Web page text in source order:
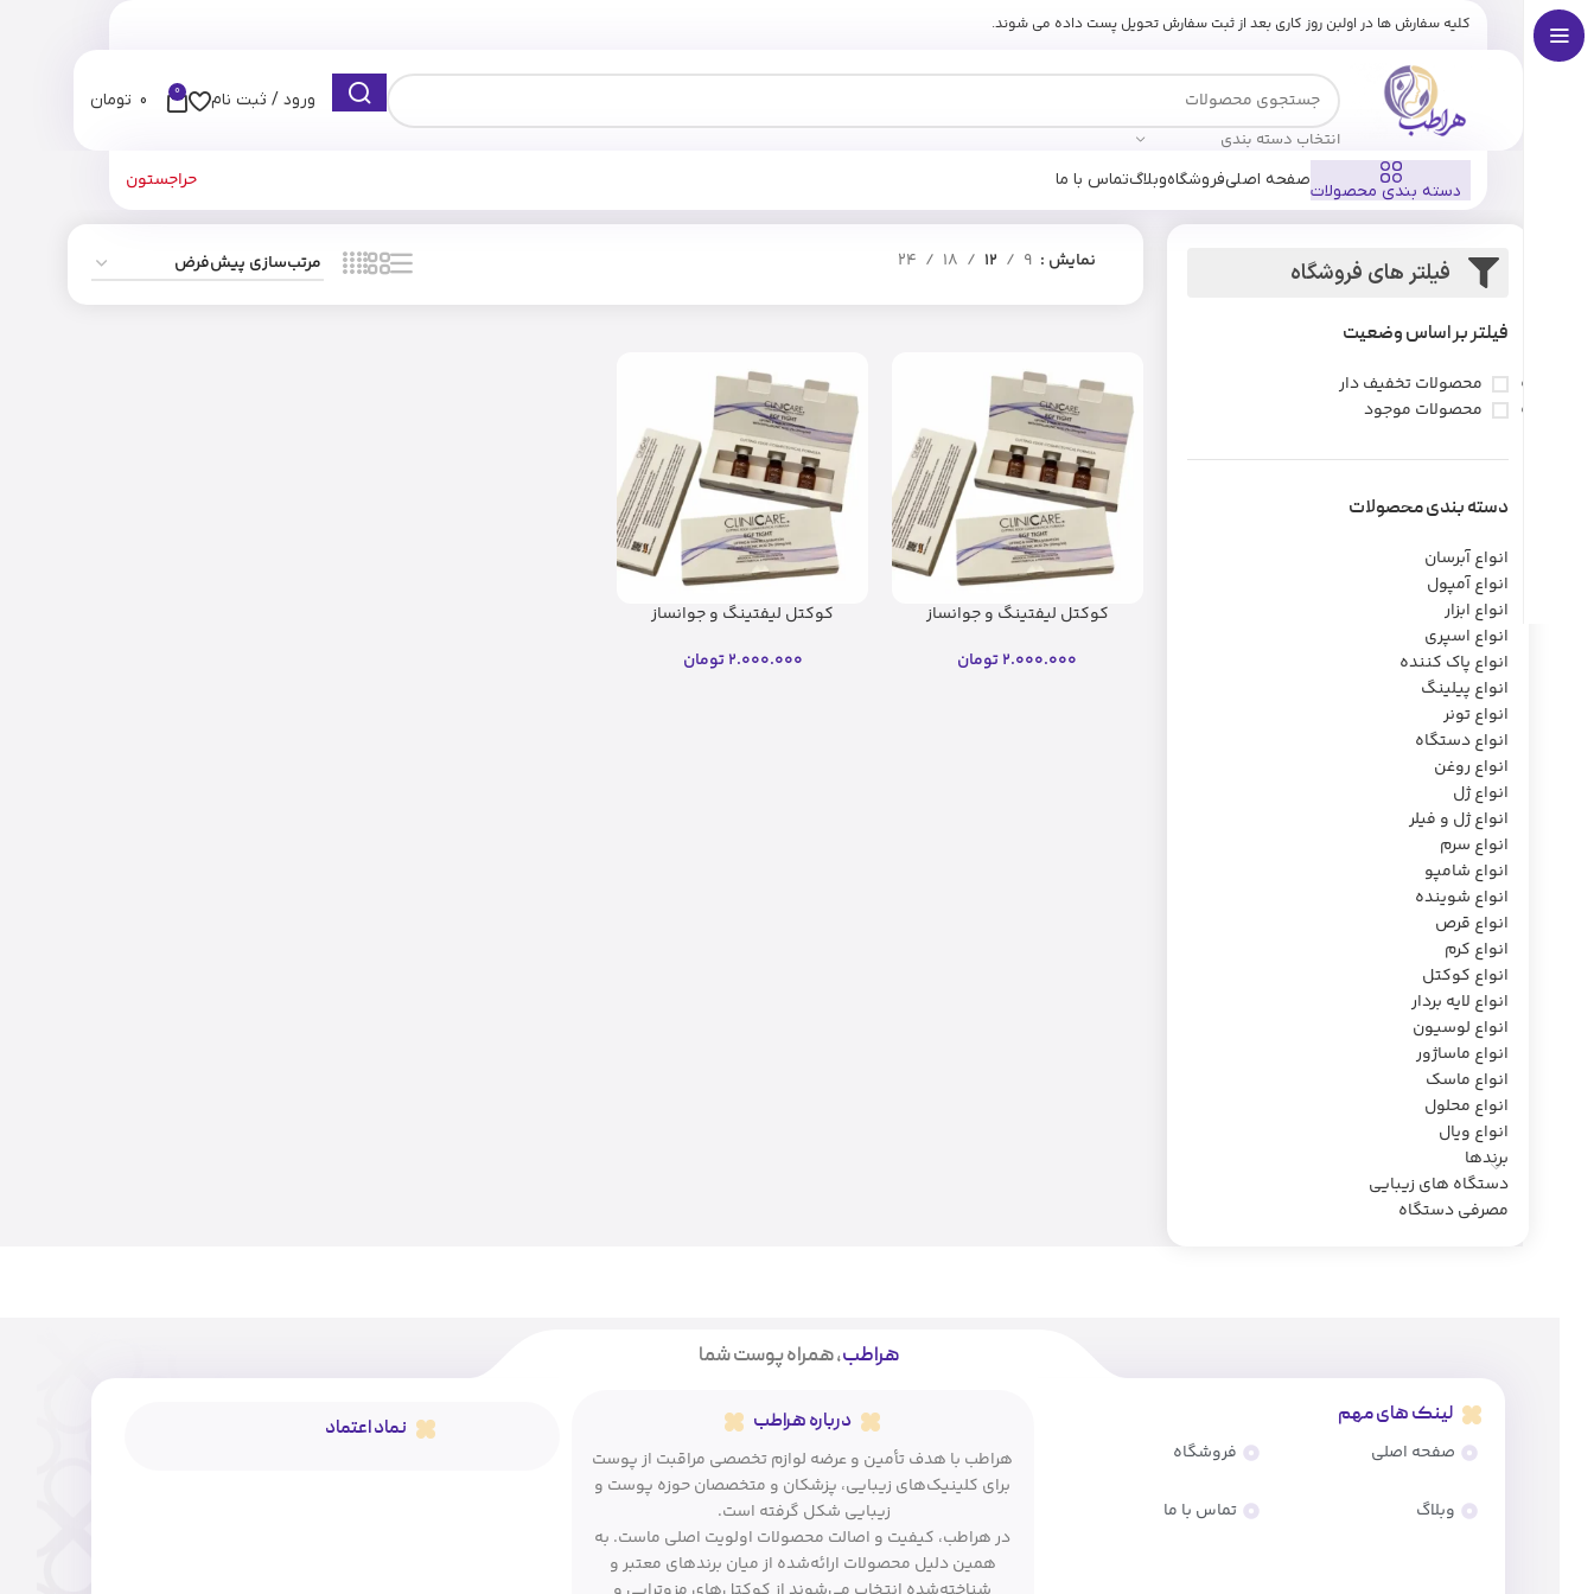
کلیه سفارش ها در اولبن روز کاری بعد از ثبت سفارش تحویل پست داده می شوند.
انتخاب دسته بندی
ورود / ثبت نام 0
0 تومان
دسته بندی محصولات
صفحه اصلیفروشگاهوبلاگتماس با ما حراجستون
فیلتر های فروشگاه
فیلتر بر اساس وضعیت
محصولات تخفیف دار
محصولات موجود
دسته بندی محصولات
انواع آبرسان
انواع آمپول
انواع ابزار
انواع اسپری
انواع پاک کننده
انواع پیلینگ
انواع تونر
انواع دستگاه
انواع روغن
انواع ژل
انواع ژل و فیلر
انواع سرم
انواع شامپو
انواع شوینده
انواع قرص
انواع کرم
انواع کوکتل
انواع لایه بردار
انواع لوسیون
انواع ماساژور
انواع ماسک
انواع محلول
انواع ویال
برندها
دستگاه های زیبایی
مصرفی دستگاه
نمایش 9
12
18
24
کوکتل لیفتینگ و جوانساز
2.000.000تومان
کوکتل لیفتینگ و جوانساز
2.000.000 تومان
هراطب، همراه پوست شما
لینک های مهم
صفحه اصلی
وبلاگ
فروشگاه
تماس با ما
درباره هراطب
هراطب با هدف تأمین و عرضه لوازم تخصصی مراقبت از پوست
برای کلینیک‌های زیبایی، پزشکان و متخصصان حوزه پوست و
زیبایی شکل گرفته است.
در هراطب، کیفیت و اصالت محصولات اولویت اصلی ماست. به
همین دلیل محصولات ارائه‌شده از میان برندهای معتبر و
نماد اعتماد